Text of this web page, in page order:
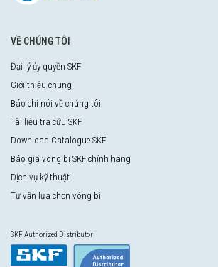
VỀ CHÚNG TÔI
Đại lý ủy quyền SKF
Giới thiệu chung
Báo chí nói về chúng tôi
Tài liệu tra cứu SKF
Download Catalogue SKF
Báo giá vòng bi SKF chính hãng
Dịch vụ kỹ thuật
Tư vấn lựa chọn vòng bi
SKF Authorized Distributor